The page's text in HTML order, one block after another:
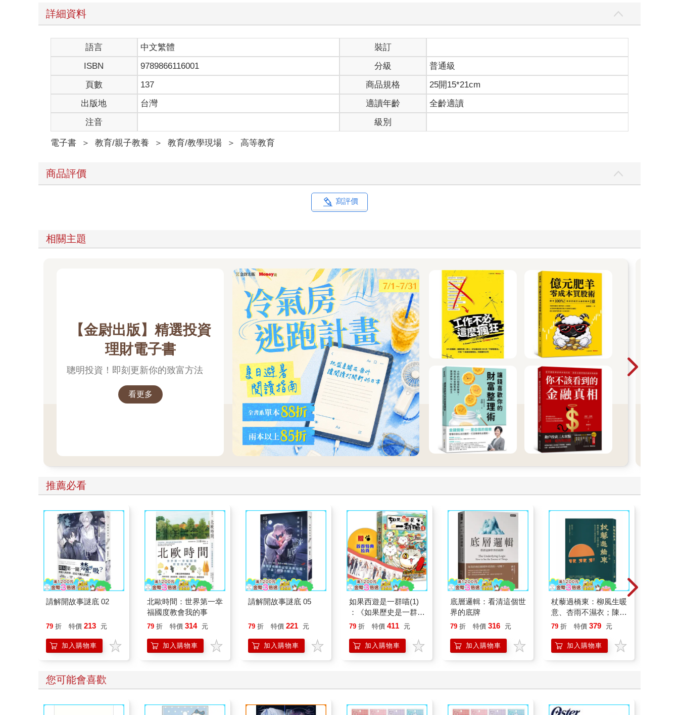
詳細資料
語言 中文繁體
裝訂
ISBN
9789866116001 分級
普通級
頁數
137 商品規格
25開15*21cm
出版地
台灣 適讀年齡
全齡適讀
注音
級別
電子書 ＞ 教育/親子教養 ＞ 教育/教學現場 ＞ 高等教育
商品評價
寫評價
相關主題
【金尉出版】精選投資
理財電子書
聰明投資！即刻更新你的致富方法
看更多
推薦必看
請解開故事謎底 02
79 折 特價 213 元
加入購物車
北歐時間：世界第一幸
福國度教會我的事
79 折 特價 314 元
加入購物車
請解開故事謎底 05
79 折 特價 221 元
加入購物車
如果西遊是一群喵(1)
：《如果歷史是一群
喵》作者最新力作，附
79 折 特價 411 元
加入購物車
底層邏輯：看清這個世
界的底牌
79 折 特價 316 元
加入購物車
杖藜過橋東：柳風生暖
意、杏雨不濕衣；陳亮
恭談以心轉境的適齡漫
79 折 特價 379 元
加入購物車
您可能會喜歡